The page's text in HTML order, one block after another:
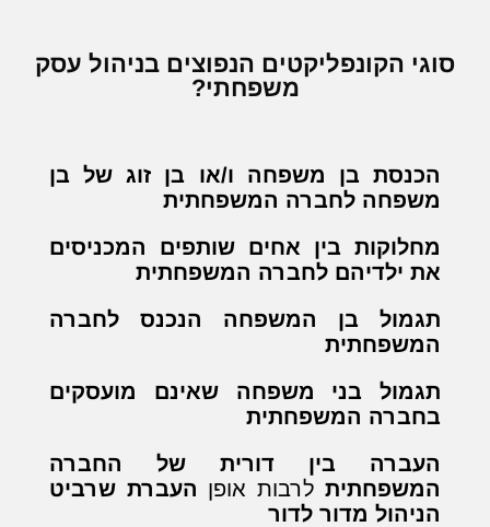
סוגי הקונפליקטים הנפוצים בניהול עסק
משפחתי?
הכנסת בן משפחה ו/או בן זוג של בן
משפחה לחברה המשפחתית
מחלוקות בין אחים שותפים המכניסים
את ילדיהם לחברה המשפחתית
תגמול בן המשפחה הנכנס לחברה
המשפחתית
תגמול בני משפחה שאינם מועסקים
בחברה המשפחתית
העברה בין דורית של החברה
המשפחתית לרבות אופן העברת שרביט
הניהול מדור לדור